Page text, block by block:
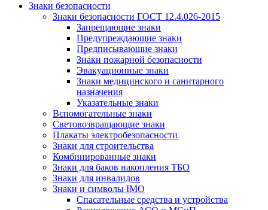
Знаки безопасности
Знаки безопасности ГОСТ 12.4.026-2015
Запрещающие знаки
Предупреждающие знаки
Предписывающие знаки
Знаки пожарной безопасности
Эвакуационные знаки
Знаки медицинского и санитарного
назначения
Указательные знаки
Вспомогательные знаки
Световозвращающие знаки
Плакаты электробезопасности
Знаки для строительства
Комбинированные знаки
Знаки для баков накопления ТБО
Знаки для инвалидов
Знаки и символы IMO
Спасательные средства и устройства